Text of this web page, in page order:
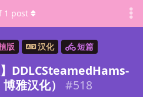
版 汉化 短篇
】DDLCSteamedHams-
雅汉化）
#518
1 post